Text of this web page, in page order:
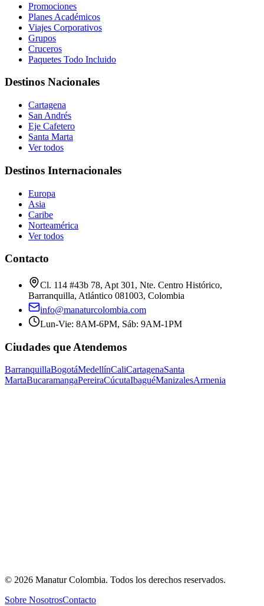
Promociones
Planes Académicos
Viajes Corporativos
Grupos
Cruceros
Paquetes Todo Incluido
Destinos Nacionales
Cartagena
San Andrés
Eje Cafetero
Santa Marta
Ver todos
Destinos Internacionales
Europa
Asia
Caribe
Norteamérica
Ver todos
Contacto
Cl. 114 #43b 78, Apt 301, Nte. Centro Histórico,
Barranquilla, Atlántico 081003, Colombia
info@manaturcolombia.com
Lun-Vie: 8AM-6PM, Sáb: 9AM-1PM
Ciudades que Atendemos
BarranquillaBogotáMedellínCaliCartagenaSanta
MartaBucaramangaPereiraCúcutaIbaguéManizalesArmenia
© 2026 Manatur Colombia. Todos los derechos reservados.
Sobre NosotrosContacto